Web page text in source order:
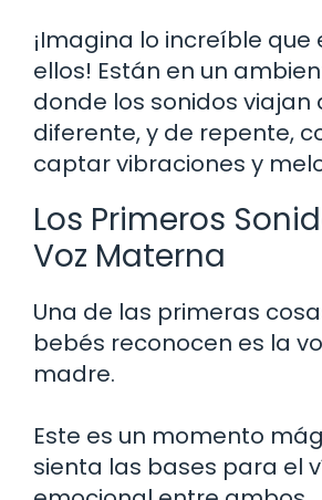
¡Imagina lo increíble que
ellos! Están en un
donde los sonidos viajan
diferente, y de repente,
captar vibraciones y
Los Primeros
Voz Materna
Una de las primeras
bebés reconocen es la
madre.
Este es un momento
sienta las bases para el